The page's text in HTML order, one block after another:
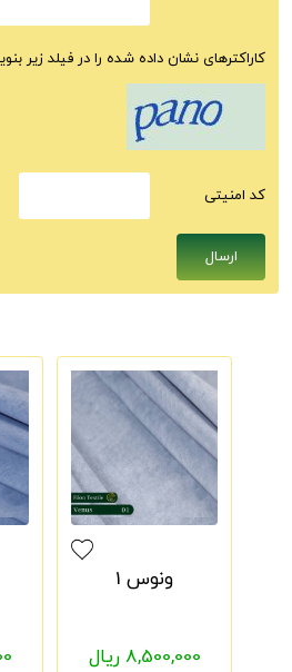
کاراکترهای نشان داده شده را در فیلد زیر
كد امنيتى
ونوس 1
8,500,000 ریال